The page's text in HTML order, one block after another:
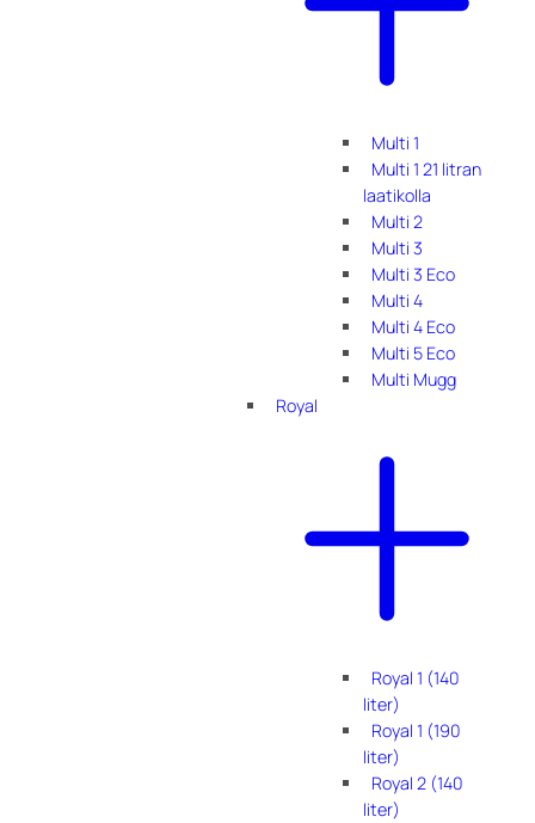
Multi 1
Multi 1 21 litran
laatikolla
Multi 2
Multi 3
Multi 3 Eco
Multi 4
Multi 4 Eco
Multi 5 Eco
Multi Mugg
Royal
Royal 1 (140
liter)
Royal 1 (190
liter)
Royal 2 (140
liter)